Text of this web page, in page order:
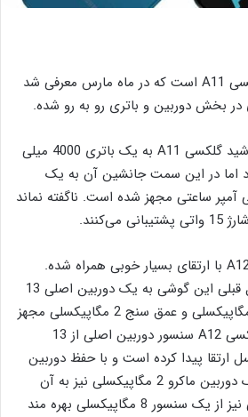
گلکسی A12 جانشین گلکسی A11 است که در ماه مارس معرفی شد
در بخش دوربین و باتری رو به رو شده.
اگر درست به یاد داشته باشید گلکسی A11 به یک باتری 4000 میلی
اما در این سمت جانشین آن به یک
حجیم تر 5000 میلی آمپر ساعتی مجهز شده است. ناگفته نماند
در حیث دوربین، گلکسی A12 با ارتقای بسیار خوبی همراه شده.
همانطور که می‌دانید نسل قبلی این گوشی به یک دوربین اصلی 13
مگاپیکسلی، اولتراواید 5 مگاپیکسلی و عمق سنج 2 مگاپیکسلی مجهز
شده بود. اما اکنون در گلکسی A12 سنسور دوربین اصلی از 13
48 مگاپیکسل ارتقا پیدا کرده است و با حفظ دوربین
اولتراواید و عمق سنج، یک دوربین ماکرو 2 مگاپیکسلی نیز به آن
افزوده شده. دوربین سلفی نیز از یک سنسور 8 مگاپیکسلی بهره مند